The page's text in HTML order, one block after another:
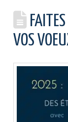
FAITES
VOS